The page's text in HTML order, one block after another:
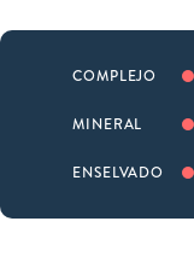
COMPLEJO
MINERAL
ENSELVADO